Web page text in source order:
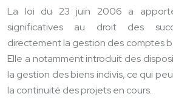
La loi du 23 juin 2006 a
significatives au droit des
directement la gestion des comptes
Elle a notamment introduit des
la gestion des biens indivis, ce qui
la continuité des projets en cours.